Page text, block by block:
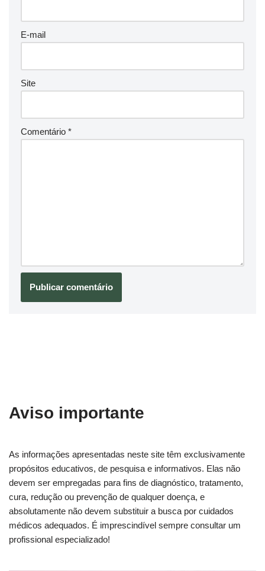
E-mail
Site
Comentário *
Aviso importante
As informações apresentadas neste site têm exclusivamente
propósitos educativos, de pesquisa e informativos. Elas não
devem ser empregadas para fins de diagnóstico, tratamento,
cura, redução ou prevenção de qualquer doença, e
absolutamente não devem substituir a busca por cuidados
médicos adequados. É imprescindível sempre consultar um
profissional especializado!